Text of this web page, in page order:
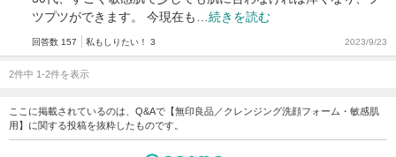
ツプツができます。 今現在も… 続きを読む
回答数 157 私もしりたい！ 3 2023/9/23
2件中 1-2件を表示
ここに掲載されているのは、Q&Aで【無印良品／クレンジング洗顔フォーム・敏感肌
用】に関する投稿を抜粋したものです。